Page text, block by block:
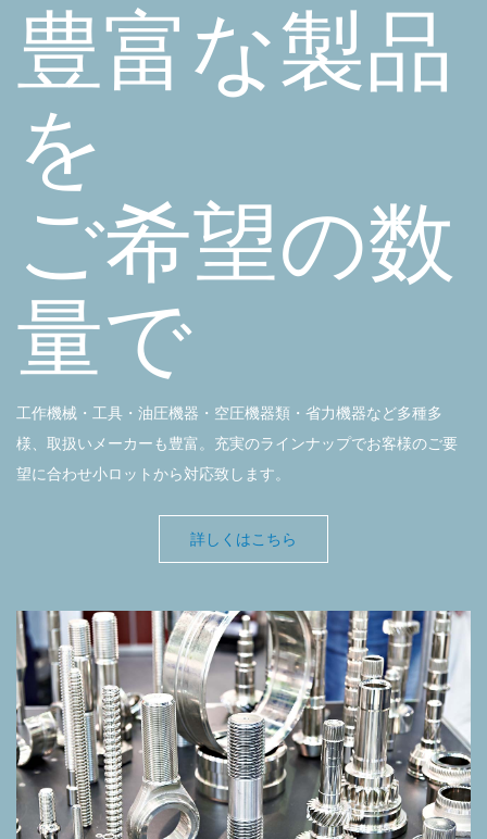
豊富な製品
を
ご希望の数
量で
工作機械・工具・油圧機器・空圧機器類・省力機器など多種多
様、取扱いメーカーも豊富。充実のラインナップでお客様のご要
望に合わせ小ロットから対応致します。
詳しくはこちら